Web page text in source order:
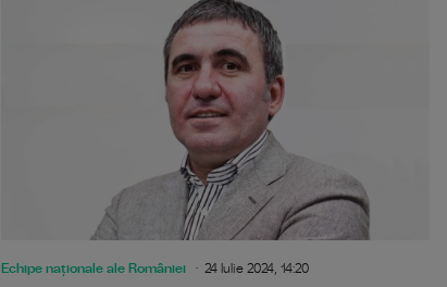
Echipe naționale ale României 24 Iulie 2024, 14:20